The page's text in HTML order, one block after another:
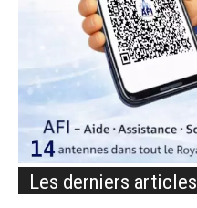
Les derniers articles